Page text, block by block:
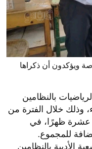
ويؤكدون أن ذكراها
بالنظامين
وذلك خلال الفترة من
عشرة ظهرًا، في
للمجموع.
الأدبية بالنظامين